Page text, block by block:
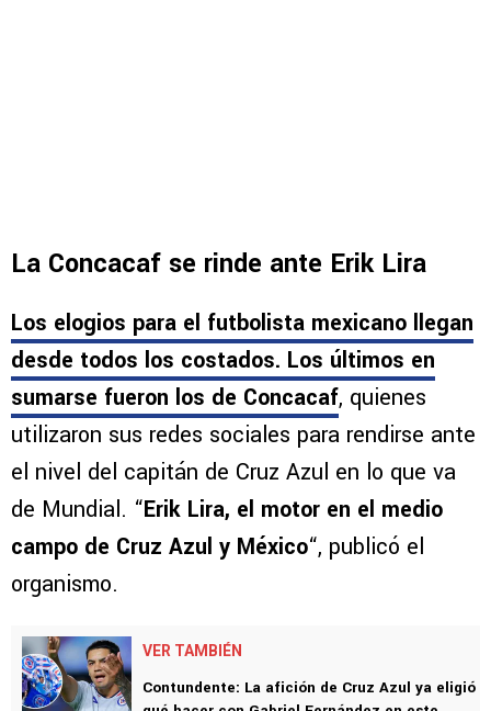
La Concacaf se rinde ante Erik Lira
Los elogios para el futbolista mexicano llegan
desde todos los costados. Los últimos en
sumarse fueron los de Concacaf, quienes
utilizaron sus redes sociales para rendirse ante
el nivel del capitán de Cruz Azul en lo que va
de Mundial. “Erik Lira, el motor en el medio
campo de Cruz Azul y México“, publicó el
organismo.
VER TAMBIÉN
Contundente: La afición de Cruz Azul ya eligió